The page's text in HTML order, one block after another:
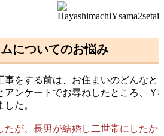
についてのお悩み
事をする前は、お住まいのどんなと
アンケートでお尋ねしたところ、Ｙ
た。
たが、長男が結婚し二世帯にしたか